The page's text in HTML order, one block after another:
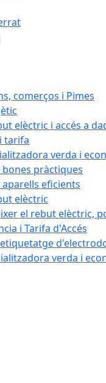
comerços i Pimes
elèctric i accés a
tarifa
verda i
bones pràctiques
aparells eficients
elèctric
el rebut elèctric,
i Tarifa d'Accés
verda i